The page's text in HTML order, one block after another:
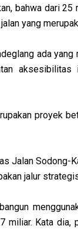
bahwa dari
yang
ada
proyek
Jalan Sodong-
jalur
Kata dia,